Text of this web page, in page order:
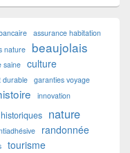
assurance habitation
nature beaujolais
saine culture
durable garanties voyage
innovation
nature
randonnée
tourisme